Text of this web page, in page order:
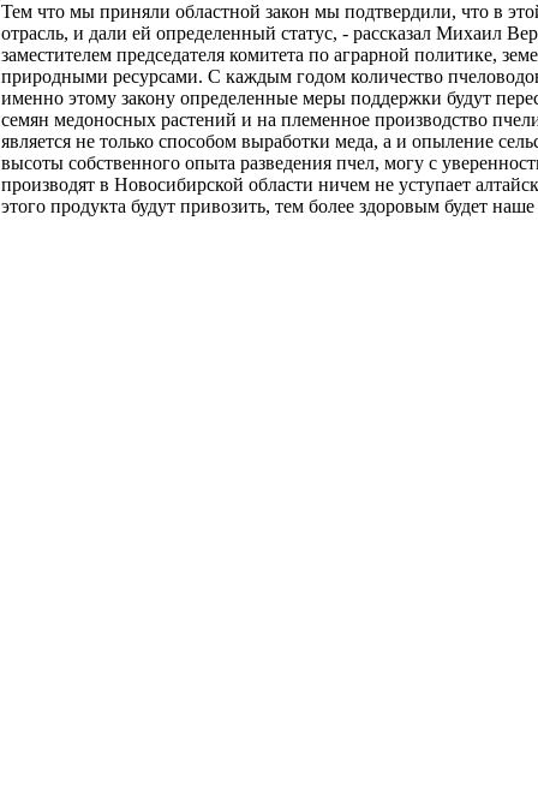
Тем что мы приняли областной закон мы подтвердили, что в
отрасль, и дали ей определенный статус, - рассказал Михаил
заместителем председателя комитета по аграрной политике,
природными ресурсами. С каждым годом количество пчеловодов
именно этому закону определенные меры поддержки будут
семян медоносных растений и на племенное производство
является не только способом выработки меда, а и опыление
высоты собственного опыта разведения пчел, могу с
производят в Новосибирской области ничем не уступает
этого продукта будут привозить, тем более здоровым будет